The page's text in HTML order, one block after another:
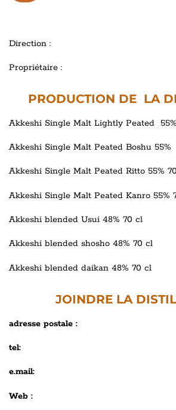
Direction :
Propriétaire :
PRODUCTION DE LA
Akkeshi Single Malt Lightly Peated
Akkeshi Single Malt Peated Boshu
Akkeshi Single Malt Peated Ritto 55%
Akkeshi Single Malt Peated Kanro 55%
Akkeshi blended Usui 48% 70 cl
Akkeshi blended shosho 48% 70 cl
Akkeshi blended daikan 48% 70 cl
JOINDRE LA
adresse postale :
tel:
e.mail:
Web :